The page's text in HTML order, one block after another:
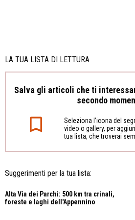
LA TUA LISTA DI LETTURA
Salva gli articoli che ti
secondo
Seleziona l’icona del
video o gallery, per
tua lista, che troverai
Suggerimenti per la tua lista:
Alta Via dei Parchi: 500 km tra crinali,
foreste e laghi dell'Appennino